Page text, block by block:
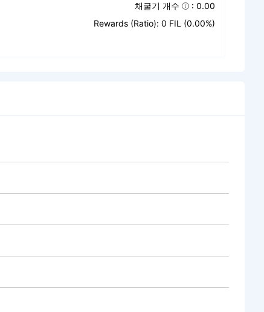
채굴기 개수
: 0.00
Rewards (Ratio): 0 FIL (0.00%)